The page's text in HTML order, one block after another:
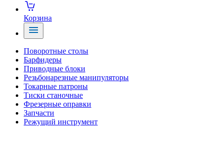
Корзина
Поворотные столы
Барфидеры
Приводные блоки
Резьбонарезные манипуляторы
Токарные патроны
Тиски станочные
Фрезерные оправки
Запчасти
Режущий инструмент